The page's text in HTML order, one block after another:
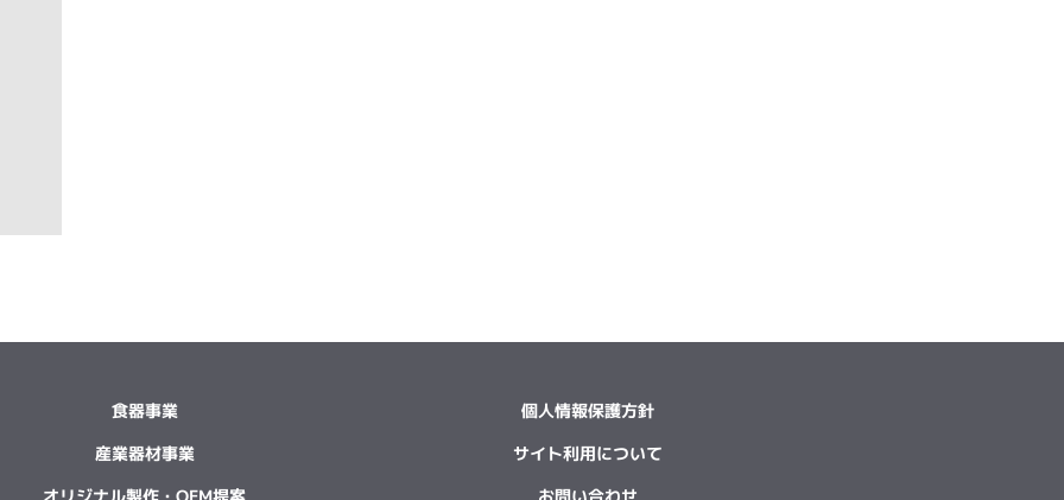
食器事業
産業器材事業
オリジナル製作・OEM提案
個人情報保護方針
サイト利用について
お問い合わせ